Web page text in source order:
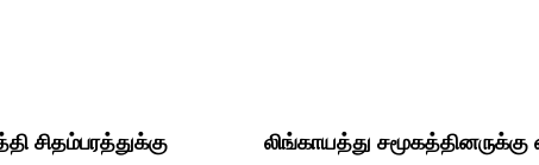
சிதம்பரத்துக்கு
லிங்காயத்து